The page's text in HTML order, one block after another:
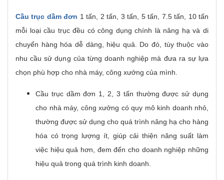
Cầu trục dầm đơn 1 tấn, 2 tấn, 3 tấn, 5 tấn, 7.5 tấn, 10 tấn
mỗi loại cầu trục đều có công dụng chính là nâng hạ và di
chuyển hàng hóa dễ dàng, hiệu quả. Do đó, tùy thuộc vào
nhu cầu sử dụng của từng doanh nghiệp mà đưa ra sự lựa
chọn phù hợp cho nhà máy, công xưởng của mình.
Cầu trục dầm đơn 1, 2, 3 tấn thường được sử dụng
cho nhà máy, công xưởng có quy mô kinh doanh nhỏ,
thường được sử dụng cho quá trình nâng hạ cho hàng
hóa có trọng lượng ít, giúp cải thiện năng suất làm
việc hiệu quả hơn, đem đến cho doanh nghiệp những
hiệu quả trong quá trình kinh doanh.